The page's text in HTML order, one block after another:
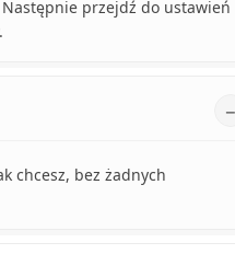
przejdź do ustawień
chcesz, bez żadnych